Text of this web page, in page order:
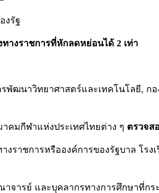
งรัฐ
างราชการที่หักลดหย่อนได้ 2 เท่า
พัฒนาวิทยาศาสตร์และเทคโนโลยี,
คมกีฬาแห่งประเทศไทยต่าง ๆ ตรวจส
งราชการหรือองค์การของรัฐบาล โร
จารย์ และบุคลากรทางการศึกษาที่กร